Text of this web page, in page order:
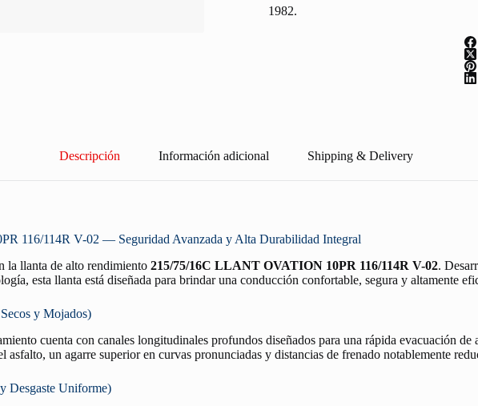
1982.
Descripción Información adicional Shipping & Delivery
116/114R V-02 — Seguridad Avanzada y Alta Durabilidad Integral
la llanta de alto rendimiento 215/75/16C LLANT OVATION 10PR 116/114R V-02.
esta llanta está diseñada para brindar una conducción confortable, segura y altamente
y Mojados)
cuenta con canales longitudinales profundos diseñados para una rápida evacuación de
un agarre superior en curvas pronunciadas y distancias de frenado notablemente
Desgaste Uniforme)